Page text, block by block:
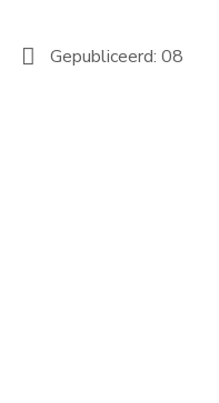
Gepubliceerd: 08